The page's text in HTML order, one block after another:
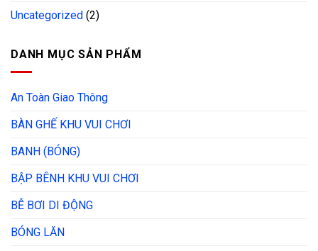
Uncategorized (2)
DANH MỤC SẢN PHẨM
An Toàn Giao Thông
BÀN GHẾ KHU VUI CHƠI
BANH (BÓNG)
BẬP BÊNH KHU VUI CHƠI
BỄ BƠI DI ĐỘNG
BÓNG LĂN